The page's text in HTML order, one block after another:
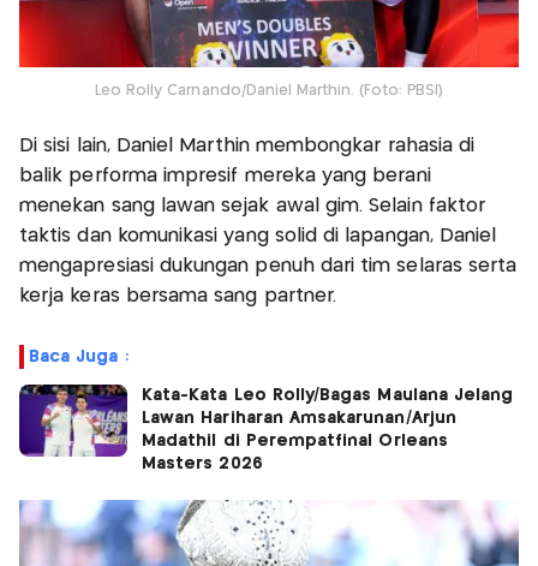
Leo Rolly Carnando/Daniel Marthin. (Foto: PBSI)
Di sisi lain, Daniel Marthin membongkar rahasia di
balik performa impresif mereka yang berani
menekan sang lawan sejak awal gim. Selain faktor
taktis dan komunikasi yang solid di lapangan, Daniel
mengapresiasi dukungan penuh dari tim selaras serta
kerja keras bersama sang partner.
Baca Juga :
Kata-Kata Leo Rolly/Bagas Maulana Jelang
Lawan Hariharan Amsakarunan/Arjun
Madathil di Perempatfinal Orleans
Masters 2026